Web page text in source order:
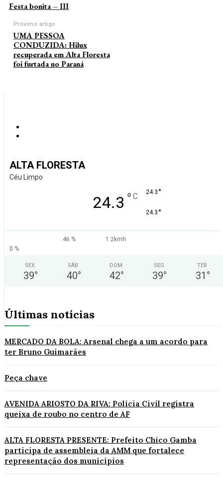
Festa bonita – III
Próximo artigo
UMA PESSOA
CONDUZIDA: Hilux
recuperada em Alta Floresta
foi furtada no Paraná
ALTA FLORESTA
Céu Limpo
24.3 ° C 24.3 °
24.3 °
46 %
1.2kmh
0 %
SEX
39°
SÁB
40°
DOM
42°
SEG
39°
TER
31 °
Últimas notícias
MERCADO DA BOLA: Arsenal chega a um acordo para
ter Bruno Guimarães
Peça chave
AVENIDA ARIOSTO DA RIVA: Polícia Civil registra
queixa de roubo no centro de AF
ALTA FLORESTA PRESENTE: Prefeito Chico Gamba
participa de assembleia da AMM que fortalece
representação dos municípios